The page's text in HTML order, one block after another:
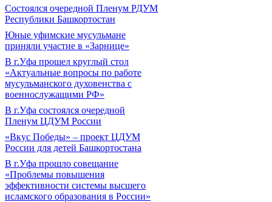
Состоялся очередной Пленум РДУМ
Республики Башкортостан
Юные уфимские мусульмане
приняли участие в «Зарнице»
В г.Уфа прошел круглый стол
«Актуальные вопросы по работе
мусульманского духовенства с
военнослужащими РФ»
В г.Уфа состоялся очередной
Пленум ЦДУМ России
«Вкус Победы» – проект ЦДУМ
России для детей Башкортостана
В г.Уфа прошло совещание
«Проблемы повышения
эффективности системы высшего
исламского образования в России»